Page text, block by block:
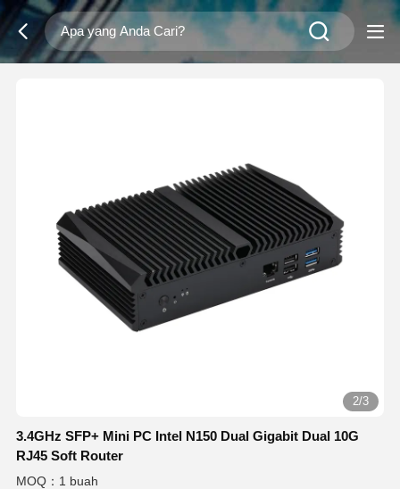
2/3
3.4GHz SFP+ Mini PC Intel N150 Dual Gigabit Dual 10G
RJ45 Soft Router
MOQ：1 buah